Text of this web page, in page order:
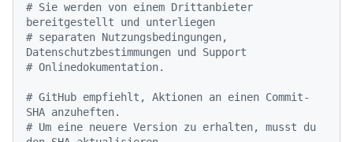
# Sie werden von einem Drittanbieter
bereitgestellt und unterliegen
# separaten Nutzungsbedingungen,
Datenschutzbestimmungen und Support
# Onlinedokumentation.
# GitHub empfiehlt, Aktionen an einen Commit-
SHA anzuheften.
# Um eine neuere Version zu erhalten, musst du